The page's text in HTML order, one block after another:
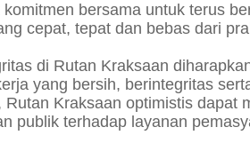
bersama untuk terus
cepat, tepat dan bebas dari
di Rutan Kraksaan
yang bersih, berintegritas
Kraksaan optimistis dapat
publik terhadap layanan